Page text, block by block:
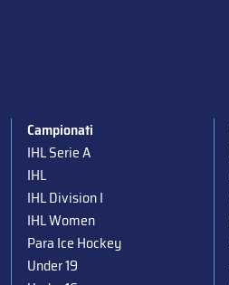
Campionati
IHL Serie A
IHL
IHL Division I
IHL Women
Para Ice Hockey
Under 19